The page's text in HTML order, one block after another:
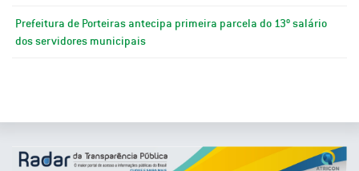
Prefeitura de Porteiras antecipa primeira parcela do 13º salário
dos servidores municipais